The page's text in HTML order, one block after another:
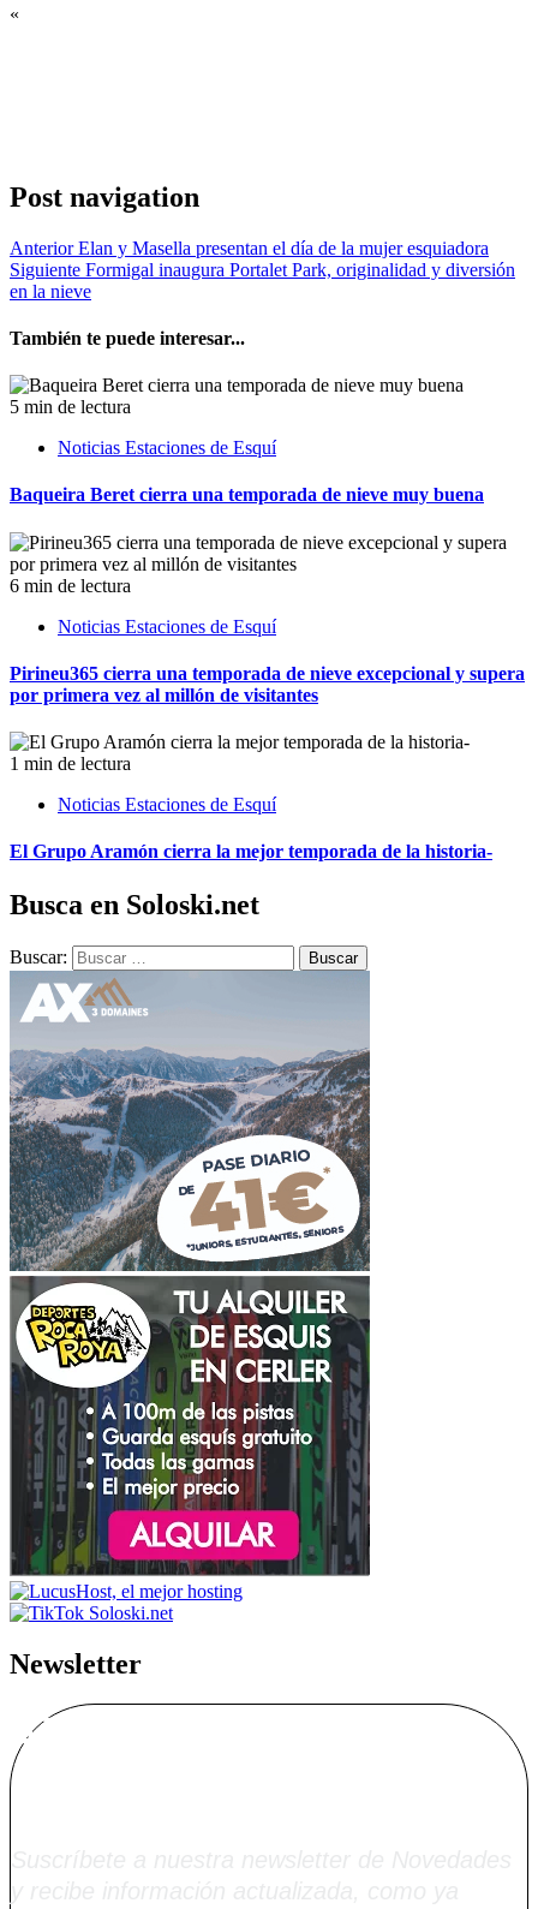
«
Post navigation
AnteriorElan y Masella presentan el día de la mujer esquiadora
Siguiente Formigal inaugura Portalet Park, originalidad y diversión
en la nieve
También te puede interesar...
5 min de lectura
Noticias Estaciones de Esquí
Baqueira Beret cierra una temporada de nieve muy buena
6 min de lectura
Noticias Estaciones de Esquí
Pirineu365 cierra una temporada de nieve excepcional y supera
por primera vez al millón de visitantes
1 min de lectura
Noticias Estaciones de Esquí
El Grupo Aramón cierra la mejor temporada de la historia-
Busca en Soloski.net
Buscar:
Newsletter
Alta Boletín